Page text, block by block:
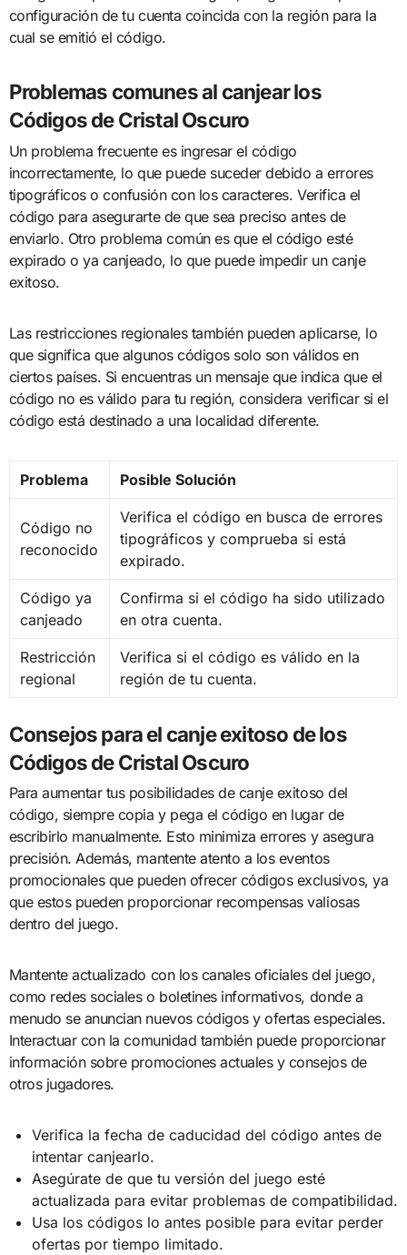
configuración de tu cuenta coincida con la región para la
cual se emitió el código.
Problemas comunes al canjear los
Códigos de Cristal Oscuro
Un problema frecuente es ingresar el código
incorrectamente, lo que puede suceder debido a errores
tipográficos o confusión con los caracteres. Verifica el
código para asegurarte de que sea preciso antes de
enviarlo. Otro problema común es que el código esté
expirado o ya canjeado, lo que puede impedir un canje
exitoso.
Las restricciones regionales también pueden aplicarse, lo
que significa que algunos códigos solo son válidos en
ciertos países. Si encuentras un mensaje que indica que el
código no es válido para tu región, considera verificar si el
código está destinado a una localidad diferente.
Problema Posible Solución
Código no
reconocido
Verifica el código en busca de errores
tipográficos y comprueba si está
expirado.
Código ya
canjeado
Confirma si el código ha sido utilizado
en otra cuenta.
Restricción
regional
Verifica si el código es válido en la
región de tu cuenta.
Consejos para el canje exitoso de los
Códigos de Cristal Oscuro
Para aumentar tus posibilidades de canje exitoso del
código, siempre copia y pega el código en lugar de
escribirlo manualmente. Esto minimiza errores y asegura
precisión. Además, mantente atento a los eventos
promocionales que pueden ofrecer códigos exclusivos, ya
que estos pueden proporcionar recompensas valiosas
dentro del juego.
Mantente actualizado con los canales oficiales del juego,
como redes sociales o boletines informativos, donde a
menudo se anuncian nuevos códigos y ofertas especiales.
Interactuar con la comunidad también puede proporcionar
información sobre promociones actuales y consejos de
otros jugadores.
Verifica la fecha de caducidad del código antes de
intentar canjearlo.
Asegúrate de que tu versión del juego esté
actualizada para evitar problemas de compatibilidad.
Usa los códigos lo antes posible para evitar perder
ofertas por tiempo limitado.